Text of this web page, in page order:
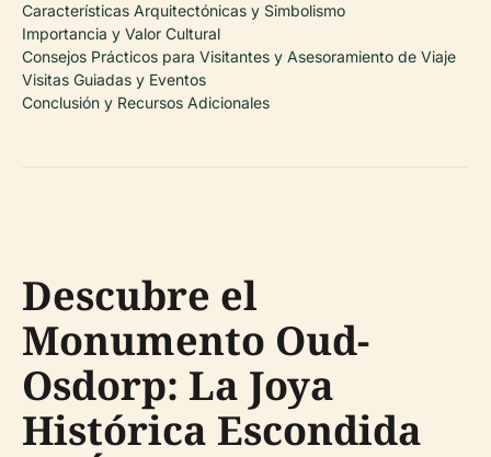
Características Arquitectónicas y Simbolismo
Importancia y Valor Cultural
Consejos Prácticos para Visitantes y Asesoramiento de Viaje
Visitas Guiadas y Eventos
Conclusión y Recursos Adicionales
Descubre el
Monumento Oud-
Osdorp: La Joya
Histórica Escondida